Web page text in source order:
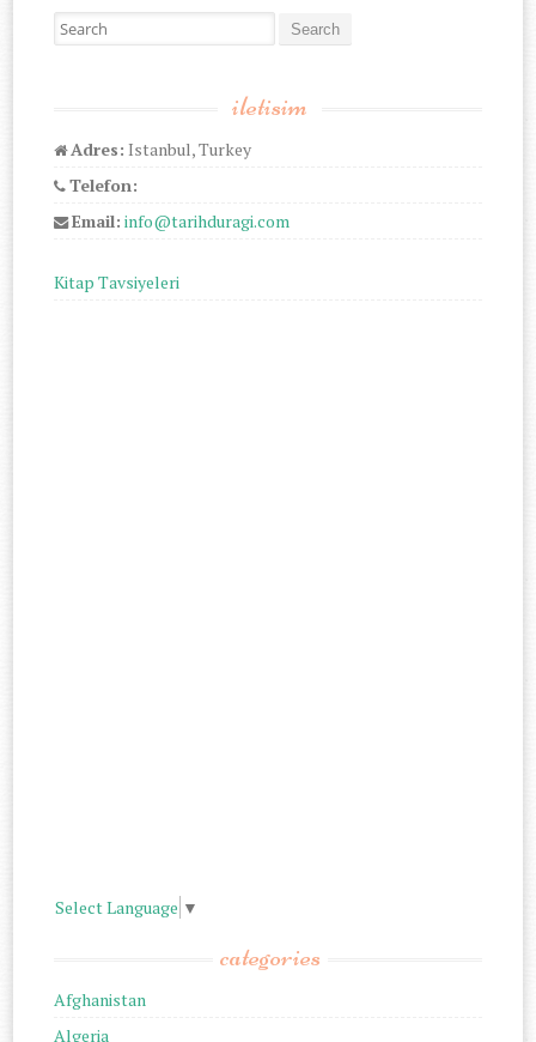
Search for:
iletisim
Adres: Istanbul, Turkey
Telefon:
Email: info@tarihduragi.com
Kitap Tavsiyeleri
Select Language ▼
categories
Afghanistan
Algeria